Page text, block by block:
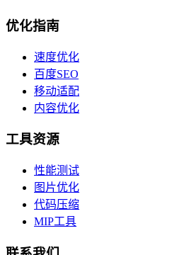
优化指南
速度优化
百度SEO
移动适配
内容优化
工具资源
性能测试
图片优化
代码压缩
MIP工具